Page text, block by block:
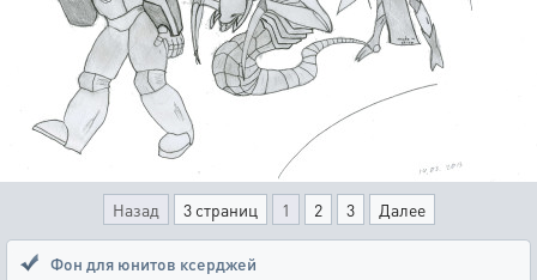
Назад 3 страниц 1 2 3 Далее
Фон для юнитов ксерджей